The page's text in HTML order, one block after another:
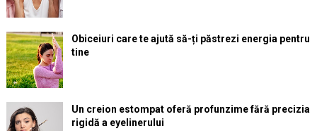
Obiceiuri care te ajută să-ți păstrezi energia pentru
tine
Un creion estompat oferă profunzime fără precizia
rigidă a eyelinerului